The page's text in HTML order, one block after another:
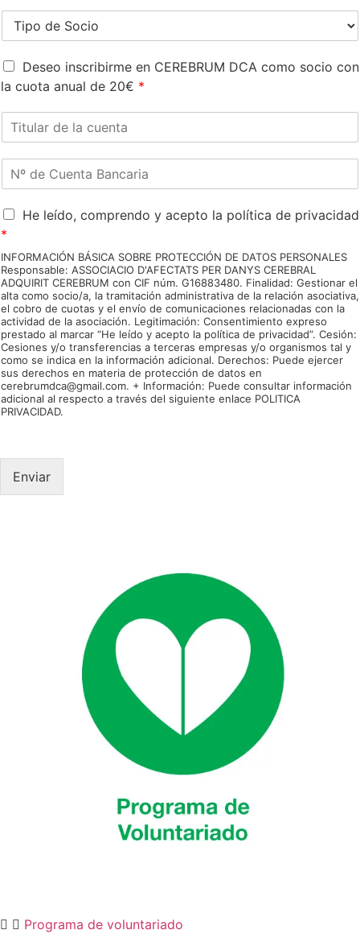
*
t
ó
n
i
c
ó
*
Region
Code
o
d
S
c
i
*
C
u
o
t
s
o
i
o
*
Deseo inscribirme en CEREBRUM DCA como socio con
la cuota anual de 20€ *
r
d
l
a
c
u
e
n
t
a
*
e
C
e
n
t
a
B
a
n
c
a
r
*
A
c
e
r
d
o
R
G
P
D
*
He leído, comprendo y acepto la política de privacidad
*
INFORMACIÓN BÁSICA SOBRE PROTECCIÓN DE DATOS PERSONALES
Responsable: ASSOCIACIO D'AFECTATS PER DANYS CEREBRAL
ADQUIRIT CEREBRUM con CIF núm. G16883480. Finalidad: Gestionar el
alta como socio/a, la tramitación administrativa de la relación asociativa,
el cobro de cuotas y el envío de comunicaciones relacionadas con la
actividad de la asociación. Legitimación: Consentimiento expreso
prestado al marcar “He leído y acepto la política de privacidad”. Cesión:
Cesiones y/o transferencias a terceras empresas y/o organismos tal y
como se indica en la información adicional. Derechos: Puede ejercer
sus derechos en materia de protección de datos en
cerebrumdca@gmail.com. + Información: Puede consultar información
adicional al respecto a través del siguiente enlace POLITICA
PRIVACIDAD.
Enviar
Programa de voluntariado